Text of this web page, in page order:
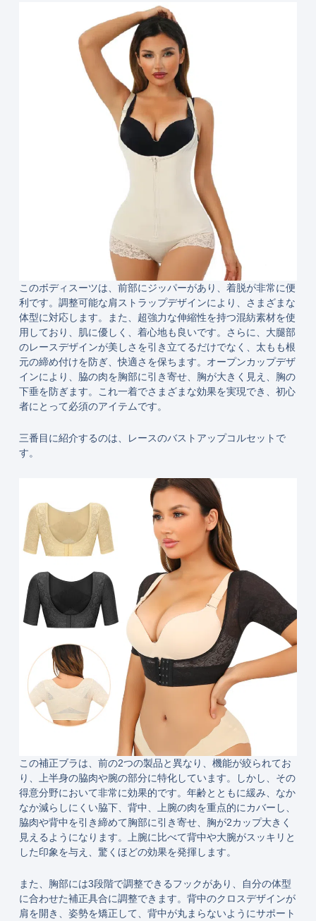
このボディスーツは、前部にジッパーがあり、着脱が非常に便
利です。調整可能な肩ストラップデザインにより、さまざまな
体型に対応します。また、超強力な伸縮性を持つ混紡素材を使
用しており、肌に優しく、着心地も良いです。さらに、大腿部
のレースデザインが美しさを引き立てるだけでなく、太もも根
元の締め付けを防ぎ、快適さを保ちます。オープンカップデザ
インにより、脇の肉を胸部に引き寄せ、胸が大きく見え、胸の
下垂を防ぎます。これ一着でさまざまな効果を実現でき、初心
者にとって必須のアイテムです。
三番目に紹介するのは、レースのバストアップコルセットで
す。
この補正ブラは、前の2つの製品と異なり、機能が絞られてお
り、上半身の脇肉や腕の部分に特化しています。しかし、その
得意分野において非常に効果的です。年齢とともに緩み、なか
なか減らしにくい脇下、背中、上腕の肉を重点的にカバーし、
脇肉や背中を引き締めて胸部に引き寄せ、胸が2カップ大きく
見えるようになります。上腕に比べて背中や大腕がスッキリと
した印象を与え、驚くほどの効果を発揮します。
また、胸部には3段階で調整できるフックがあり、自分の体型
に合わせた補正具合に調整できます。背中のクロスデザインが
肩を開き、姿勢を矯正して、背中が丸まらないようにサポート